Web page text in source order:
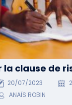
la clause de
20/07/2023
ANAÏS ROBIN